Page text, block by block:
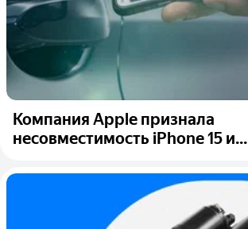
Компания Apple признала
несовместимость iPhone 15 и...